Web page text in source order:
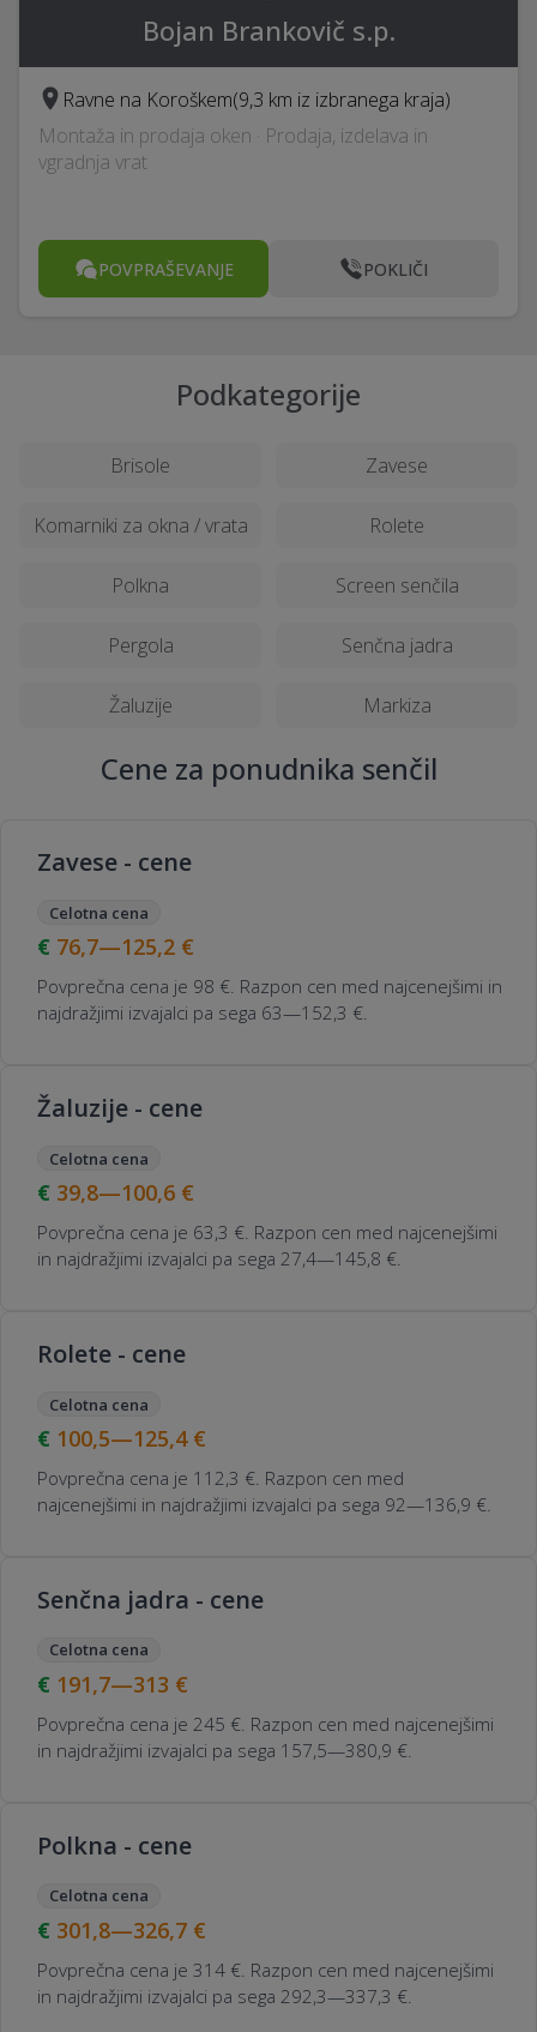
Bojan Brankovič s.p.
Ravne na Koroškem(9,3 km iz izbranega kraja)
Montaža in prodaja oken · Prodaja, izdelava in
vgradnja vrat
POVPRAŠEVANJE POKLIČI
Podkategorije
Brisole Zavese
Komarniki za okna / vrata Rolete
Polkna Screen senčila
Pergola Senčna jadra
Žaluzije Markiza
Cene za ponudnika senčil
Zavese - cene
Celotna cena
76,7—125,2 €
Povprečna cena je 98 €. Razpon cen med najcenejšimi in
najdražjimi izvajalci pa sega 63—152,3 €.
Žaluzije - cene
Celotna cena
39,8—100,6 €
Povprečna cena je 63,3 €. Razpon cen med najcenejšimi
in najdražjimi izvajalci pa sega 27,4—145,8 €.
Rolete - cene
Celotna cena
100,5—125,4 €
Povprečna cena je 112,3 €. Razpon cen med
najcenejšimi in najdražjimi izvajalci pa sega 92—136,9 €.
Senčna jadra - cene
Celotna cena
191,7—313 €
Povprečna cena je 245 €. Razpon cen med najcenejšimi
in najdražjimi izvajalci pa sega 157,5—380,9 €.
Polkna - cene
Celotna cena
301,8—326,7 €
Povprečna cena je 314 €. Razpon cen med najcenejšimi
in najdražjimi izvajalci pa sega 292,3—337,3 €.